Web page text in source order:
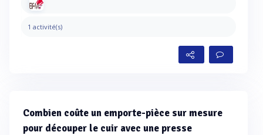
1 activité(s)
Combien coûte un emporte-pièce sur mesure
pour découper le cuir avec une presse